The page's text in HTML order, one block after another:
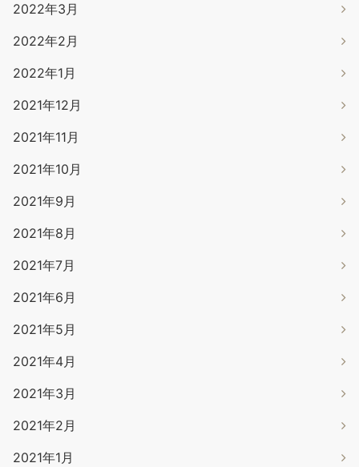
2022年3月
2022年2月
2022年1月
2021年12月
2021年11月
2021年10月
2021年9月
2021年8月
2021年7月
2021年6月
2021年5月
2021年4月
2021年3月
2021年2月
2021年1月